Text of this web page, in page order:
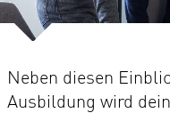
Neben diesen
Ausbildung wird